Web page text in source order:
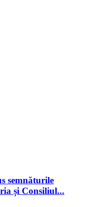
semnăturile
și Consiliul...